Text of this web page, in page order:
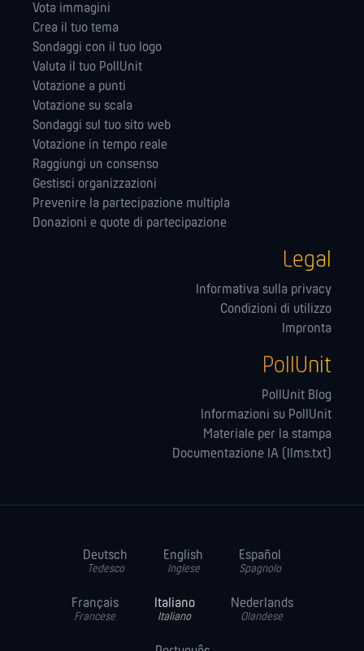
Vota immagini
Crea il tuo tema
Sondaggi con il tuo logo
Valuta il tuo PollUnit
Votazione a punti
Votazione su scala
Sondaggi sul tuo sito web
Votazione in tempo reale
Raggiungi un consenso
Gestisci organizzazioni
Prevenire la partecipazione multipla
Donazioni e quote di partecipazione
Legal
Informativa sulla privacy
Condizioni di utilizzo
Impronta
PollUnit
PollUnit Blog
Informazioni su PollUnit
Materiale per la stampa
Documentazione IA (llms.txt)
Deutsch
Tedesco
English
Inglese
Español
Spagnolo
Français
Francese
Italiano
Italiano
Nederlands
Olandese